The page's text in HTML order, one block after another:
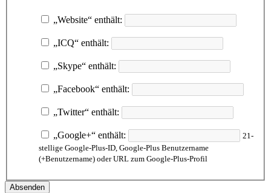
„Website“ enthält:
„ICQ“ enthält:
„Skype“ enthält:
„Facebook“ enthält:
„Twitter“ enthält:
„Google+“ enthält:
21-
stellige Google-Plus-ID, Google-Plus Benutzername
(+Benutzername) oder URL zum Google-Plus-Profil